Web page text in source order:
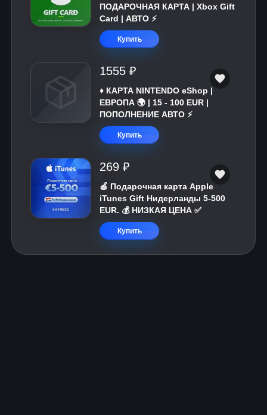
ПОДАРОЧНАЯ КАРТА | Xbox Gift
Card | АВТО ⚡
Купить
1555 ₽
♦️ КАРТА NINTENDO eShop |
ЕВРОПА 🌍 | 15 - 100 EUR |
ПОПОЛНЕНИЕ АВТО ⚡
Купить
269 ₽
🍎 Подарочная карта Apple
iTunes Gift Нидерланды 5-500
EUR. 💰 НИЗКАЯ ЦЕНА ✅
Купить